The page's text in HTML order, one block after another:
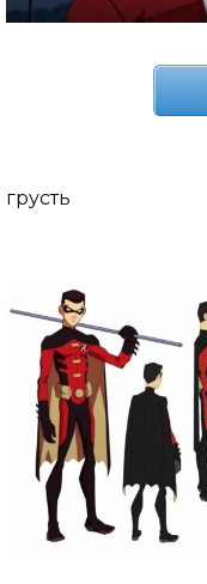
грусть